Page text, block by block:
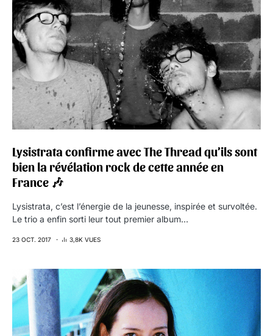
Lysistrata confirme avec The Thread qu’ils sont
bien la révélation rock de cette année en
France 🎶
Lysistrata, c’est l’énergie de la jeunesse, inspirée et survoltée.
Le trio a enfin sorti leur tout premier album…
23 OCT. 2017 3,8K VUES